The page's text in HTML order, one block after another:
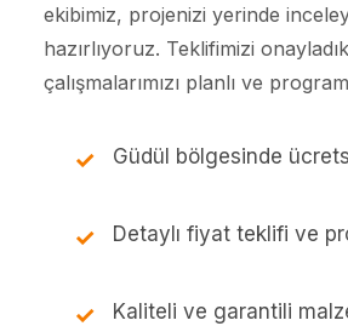
ekibimiz, projenizi yerinde
hazırlıyoruz. Teklifimizi
çalışmalarımızı planlı ve
Güdül bölgesinde
Detaylı fiyat teklifi ve
Kaliteli ve garantili